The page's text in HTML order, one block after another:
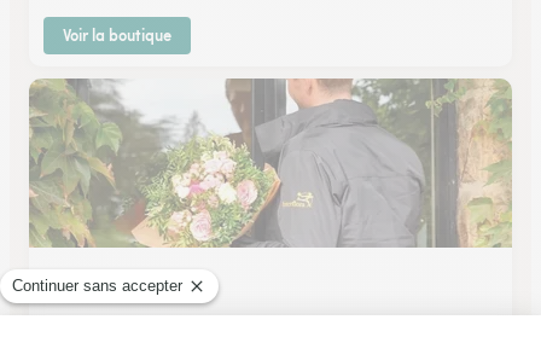
Voir la boutique
A la Botte